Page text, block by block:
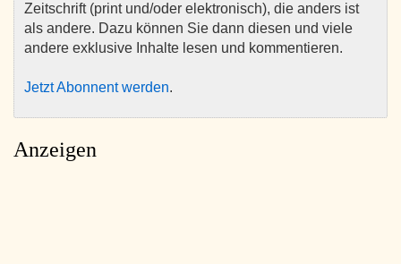
Zeitschrift (print und/oder elektronisch), die anders ist
als andere. Dazu können Sie dann diesen und viele
andere exklusive Inhalte lesen und kommentieren.
Jetzt Abonnent werden.
Anzeigen